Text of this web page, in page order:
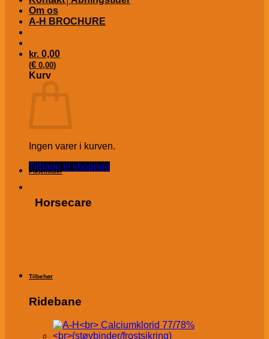
Om os
A-H BROCHURE
kr. 0,00
(€ 0,00)
Kurv
Ingen varer i kurven.
Tilbage til shoppen
Plejemidler
Horsecare
Tilbehør
Ridebane